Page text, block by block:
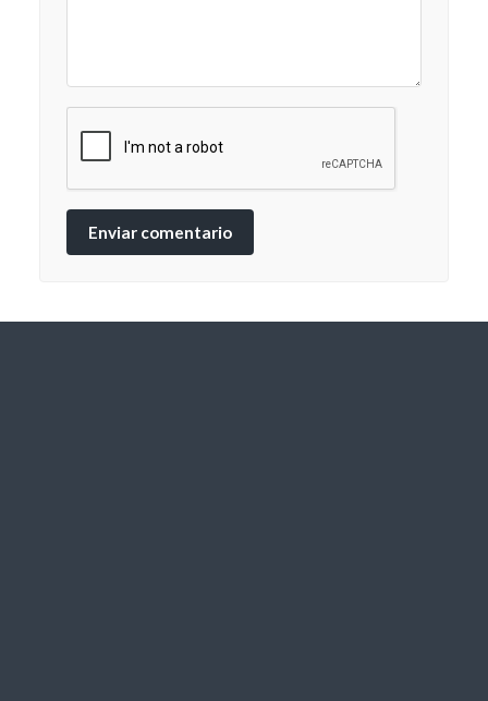
Enviar comentario